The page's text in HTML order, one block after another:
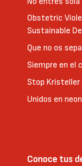
Obstetric
Sustainable
Que no os
Siempre en el
Stop Kristeller
Unidos en
Conoce tus